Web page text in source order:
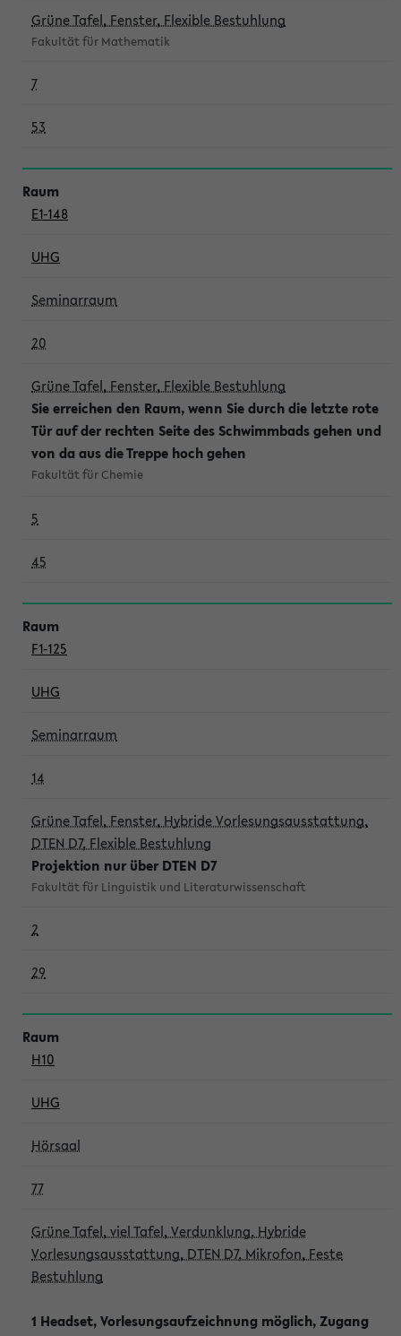
Grüne Tafel, Fenster, Flexible Bestuhlung
Fakultät für Mathematik
7
53
E1-148
UHG
Seminarraum
20
Grüne Tafel, Fenster, Flexible Bestuhlung
Sie erreichen den Raum, wenn Sie durch die letzte rote
Tür auf der rechten Seite des Schwimmbads gehen und
von da aus die Treppe hoch gehen
Fakultät für Chemie
5
45
F1-125
UHG
Seminarraum
14
Grüne Tafel, Fenster, Hybride Vorlesungsausstattung,
DTEN D7, Flexible Bestuhlung
Projektion nur über DTEN D7
Fakultät für Linguistik und Literaturwissenschaft
2
29
H10
UHG
Hörsaal
77
Grüne Tafel, viel Tafel, Verdunklung, Hybride
Vorlesungsausstattung, DTEN D7, Mikrofon, Feste
Bestuhlung
1 Headset, Vorlesungsaufzeichnung möglich, Zugang